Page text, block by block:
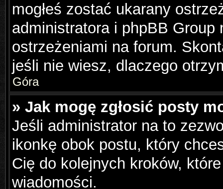
mogłeś zostać ukarany
administratora i phpBB Group
ostrzeżeniami na forum.
jeśli nie wiesz, dlaczego
Góra
» Jak mogę zgłosić posty
Jeśli administrator na to
ikonkę obok postu, który
Cię do kolejnych kroków,
wiadomości.